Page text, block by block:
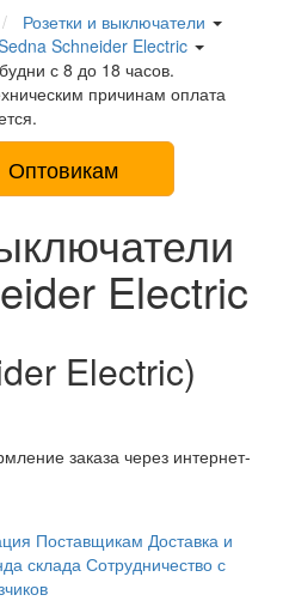
Розетки и выключатели
Schneider Electric
с 8 до 18 часов.
причинам оплата
Оптовикам
Electric
Electric)
заказа через интернет-
Поставщикам Доставка и
складаСотрудничество с